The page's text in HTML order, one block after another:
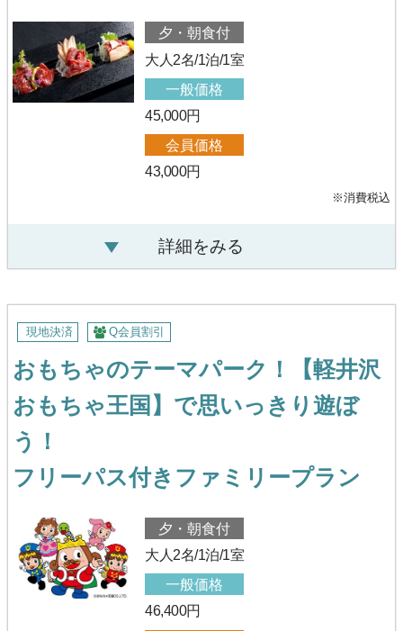
夕・朝食付
大人2名/1泊/1室
一般価格
45,000円
会員価格
43,000円
※消費税込
詳細をみる
現地決済 Q会員割引
おもちゃのテーマパーク！【軽井沢
おもちゃ王国】で思いっきり遊ぼ
う！
フリーパス付きファミリープラン
夕・朝食付
大人2名/1泊/1室
一般価格
46,400円